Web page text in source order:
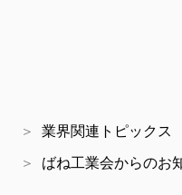
業界関連トピックス
ばね工業会からのお